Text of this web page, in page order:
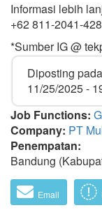
Informasi lebih
+62 811-2041-428
*Sumber IG @
Diposting
11/25/2025 -
Job Functions:
Company: PT
Penempatan:
Bandung
Email